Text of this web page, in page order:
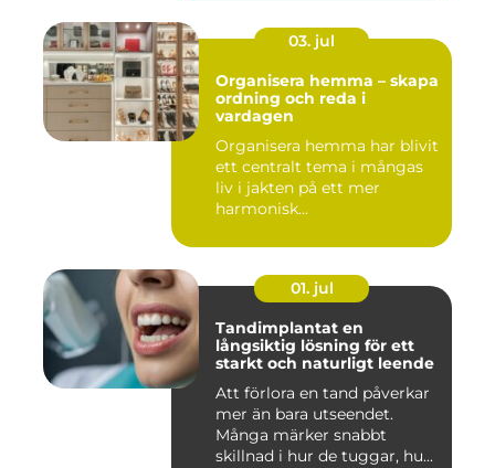
03. jul
Organisera hemma – skapa
ordning och reda i
vardagen
Organisera hemma har blivit
ett centralt tema i mångas
liv i jakten på ett mer
harmonisk...
01. jul
Tandimplantat en
långsiktig lösning för ett
starkt och naturligt leende
Att förlora en tand påverkar
mer än bara utseendet.
Många märker snabbt
skillnad i hur de tuggar, hu...